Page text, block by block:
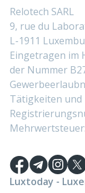
Relotech SARL
9, rue du
L-1911
Eingetragen im
der Nummer
Tätigkeiten
Luxtoday -